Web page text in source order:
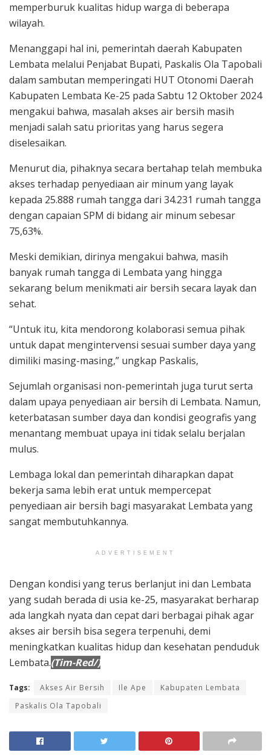
memperburuk kualitas hidup warga di beberapa
wilayah.
Menanggapi hal ini, pemerintah daerah Kabupaten
Lembata melalui Penjabat Bupati, Paskalis Ola Tapobali
dalam sambutan memperingati HUT Otonomi Daerah
Kabupaten Lembata Ke-25 pada Sabtu 12 Oktober 2024
mengakui bahwa, masalah akses air bersih masih
menjadi salah satu prioritas yang harus segera
diselesaikan.
Menurut dia, pihaknya secara bertahap telah membuka
akses terhadap penyediaan air minum yang layak
kepada 25.888 rumah tangga dari 34.231 rumah tangga
dengan capaian SPM di bidang air minum sebesar
75,63%.
Meski demikian, dirinya mengakui bahwa, masih
banyak rumah tangga di Lembata yang hingga
sekarang belum menikmati air bersih secara layak dan
sehat.
“Untuk itu, kita mendorong kolaborasi semua pihak
untuk dapat mengintervensi sesuai sumber daya yang
dimiliki masing-masing,” ungkap Paskalis,
Sejumlah organisasi non-pemerintah juga turut serta
dalam upaya penyediaan air bersih di Lembata. Namun,
keterbatasan sumber daya dan kondisi geografis yang
menantang membuat upaya ini tidak selalu berjalan
mulus.
Lembaga lokal dan pemerintah diharapkan dapat
bekerja sama lebih erat untuk mempercepat
penyediaan air bersih bagi masyarakat Lembata yang
sangat membutuhkannya.
ADVERTISEMENT
Dengan kondisi yang terus berlanjut ini dan Lembata
yang sudah berada di usia ke-25, masyarakat berharap
ada langkah nyata dan cepat dari berbagai pihak agar
akses air bersih bisa segera terpenuhi, demi
meningkatkan kualitas hidup dan kesehatan penduduk
Lembata.(Tim-Red/)
Tags: Akses Air Bersih Ile Ape
Kabupaten Lembata
Paskalis Ola Tapobali